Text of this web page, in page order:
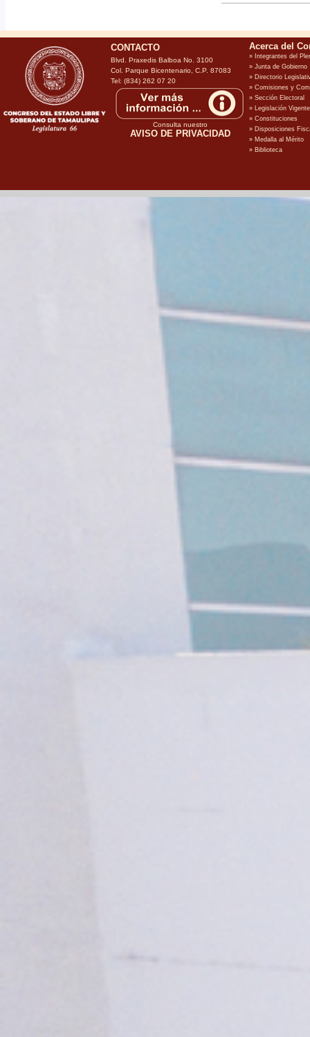
CONTACTO
Blvd. Praxedis Balboa No. 3100
Col. Parque Bicentenario, C.P. 87083
Tel: (834) 262 07 20
Consulta nuestro
AVISO DE PRIVACIDAD